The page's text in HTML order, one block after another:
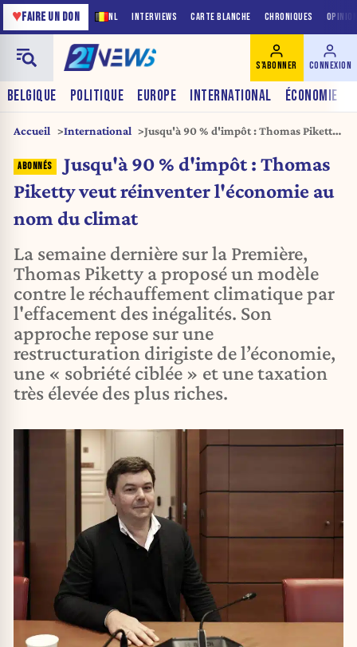
NL INTERVIEWS CARTE BLANCHE CHRONIQUES
♥FAIRE UN DON
BELGIQUE POLITIQUE EUROPE INTERNATIONAL ÉCONOMIE
S'ABONNER CONNEXION
Accueil International
Jusqu'à 90 % d'impôt : Thomas Piketty
climat
Jusqu'à 90 % d'impôt : Thomas
Piketty veut réinventer l'économie au
nom du climat
La semaine dernière sur la Première,
Thomas Piketty a proposé un modèle
contre le réchauffement climatique par
l'effacement des inégalités. Son
approche repose sur une
restructuration dirigiste de l’économie,
une « sobriété ciblée » et une taxation
très élevée des plus riches.